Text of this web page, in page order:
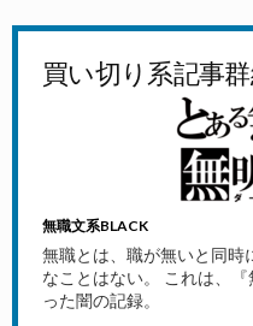
買い切り系記事
無職文系BLACK
無職とは、職が無いと同時
なことはない。 これは、
った闇の記録。